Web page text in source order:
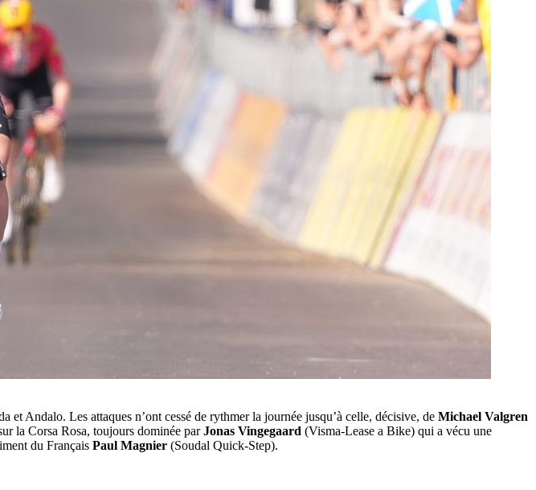
et Andalo. Les attaques n’ont cessé de rythmer la journée jusqu’à celle, décisive, de Michael Valgren
la Corsa Rosa, toujours dominée parJonas Vingegaard (Visma-Lease a Bike) qui a vécu une
du Français Paul Magnier (Soudal Quick-Step).